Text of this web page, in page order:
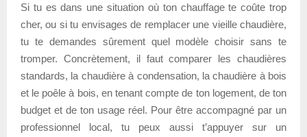
Si tu es dans une situation où ton chauffage te coûte trop
cher, ou si tu envisages de remplacer une vieille chaudière,
tu te demandes sûrement quel modèle choisir sans te
tromper. Concrètement, il faut comparer les chaudières
standards, la chaudière à condensation, la chaudière à bois
et le poêle à bois, en tenant compte de ton logement, de ton
budget et de ton usage réel. Pour être accompagné par un
professionnel local, tu peux aussi t’appuyer sur un